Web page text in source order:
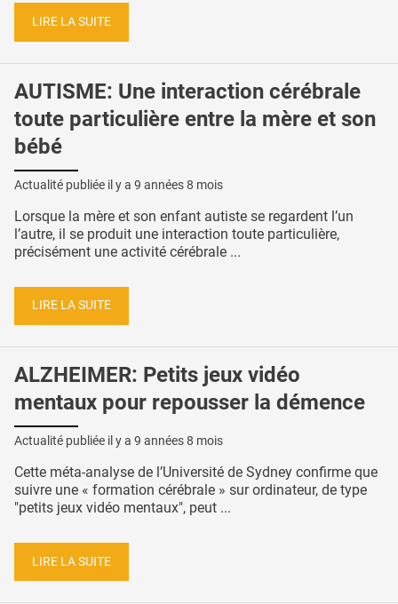
LIRE LA SUITE
AUTISME: Une interaction cérébrale
toute particulière entre la mère et son
bébé
Actualité publiée il y a 9 années 8 mois
Lorsque la mère et son enfant autiste se regardent l’un
l’autre, il se produit une interaction toute particulière,
précisément une activité cérébrale ...
LIRE LA SUITE
ALZHEIMER: Petits jeux vidéo
mentaux pour repousser la démence
Actualité publiée il y a 9 années 8 mois
Cette méta-analyse de l’Université de Sydney confirme que
suivre une « formation cérébrale » sur ordinateur, de type
"petits jeux vidéo mentaux", peut ...
LIRE LA SUITE